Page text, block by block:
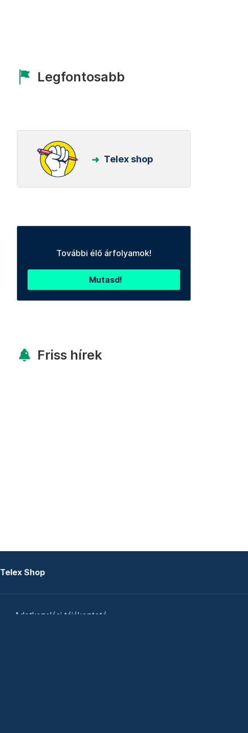
Legfontosabb
Telex shop
További élő árfolyamok!
Mutasd!
Friss hírek
Telex Shop
Adatkezelési tájékoztató